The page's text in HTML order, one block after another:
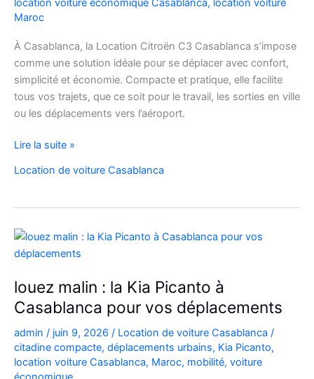
location voiture économique Casablanca, location voiture
Maroc
À Casablanca, la Location Citroën C3 Casablanca s’impose
comme une solution idéale pour se déplacer avec confort,
simplicité et économie. Compacte et pratique, elle facilite
tous vos trajets, que ce soit pour le travail, les sorties en ville
ou les déplacements vers l’aéroport.
Location
voiture
C3
à
Lire la suite »
Location de voiture Casablanca
louez malin : la Kia Picanto à
Casablanca pour vos déplacements
admin / juin 9, 2026 / Location de voiture Casablanca /
citadine compacte, déplacements urbains, Kia Picanto,
location voiture Casablanca, Maroc, mobilité, voiture